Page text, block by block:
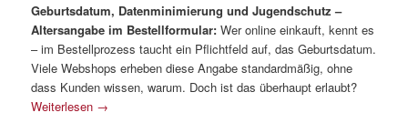
Geburtsdatum, Datenminimierung und Jugendschutz –
Altersangabe im Bestellformular:Wer online einkauft, kennt es
– im Bestellprozess taucht ein Pflichtfeld auf, das Geburtsdatum.
Viele Webshops erheben diese Angabe standardmäßig, ohne
dass Kunden wissen, warum. Doch ist das überhaupt erlaubt?
Weiterlesen →